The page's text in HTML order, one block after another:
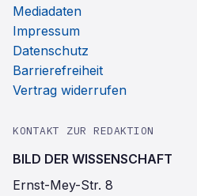
Mediadaten
Impressum
Datenschutz
Barrierefreiheit
Vertrag widerrufen
KONTAKT ZUR REDAKTION
BILD DER WISSENSCHAFT
Ernst-Mey-Str. 8